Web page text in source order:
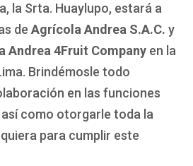
la Srta. Huaylupo, estará a
deAgrícola Andrea S.A.C. y
Andrea 4Fruit Company en la
Brindémosle todo
en las funciones
como otorgarle toda la
para cumplir este